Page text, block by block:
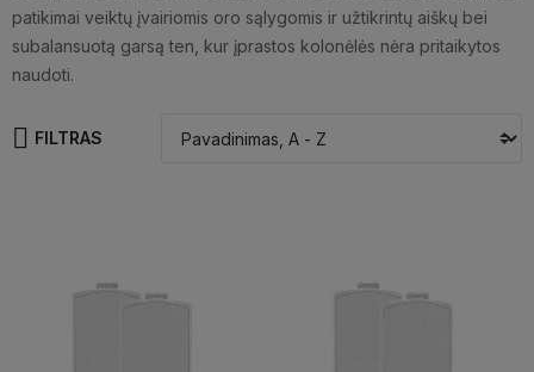
patikimai veiktų įvairiomis oro sąlygomis ir užtikrintų aiškų bei
subalansuotą garsą ten, kur įprastos kolonėlės nėra pritaikytos
naudoti.
FILTRAS